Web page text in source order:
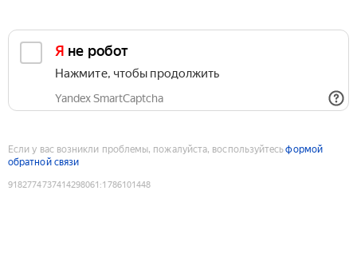
Я не робот
Нажмите, чтобы продолжить
Yandex SmartCaptcha
Если у вас возникли проблемы, пожалуйста, воспользуйтесьформой
обратной связи
9182774737414298061 :1786101448